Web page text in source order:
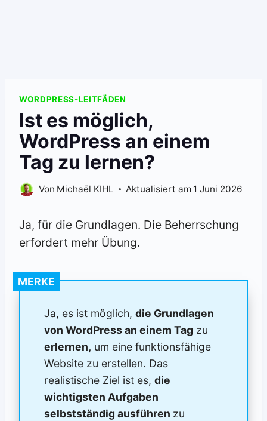
WORDPRESS-LEITFÄDEN
Ist es möglich,
WordPress an einem
Tag zu lernen?
Von Michaël KIHL Aktualisiert am 1 Juni 2026
Ja, für die Grundlagen. Die Beherrschung
erfordert mehr Übung.
MERKE
Ja, es ist möglich, die Grundlagen
von WordPress an einem Tag zu
erlernen, um eine funktionsfähige
Website zu erstellen. Das
realistische Ziel ist es, die
wichtigsten Aufgaben
selbstständig ausführen zu